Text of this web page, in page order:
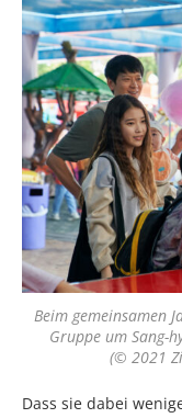
Beim gemeinsamen
Gruppe um Sang-
(© 2021
Dass sie dabei